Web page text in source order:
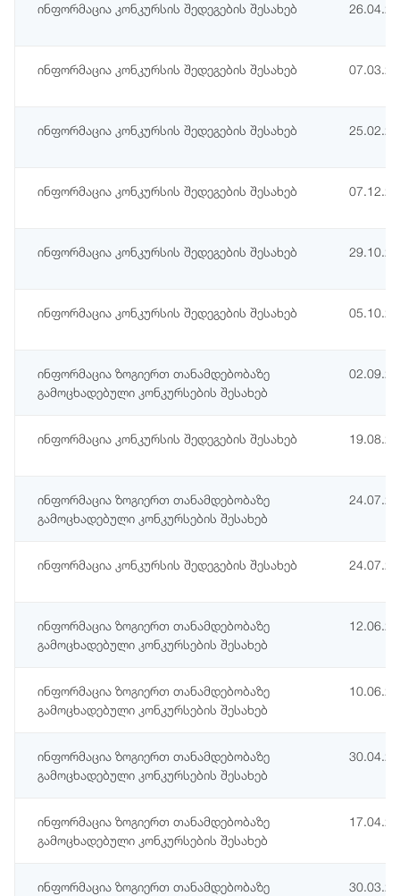
ინფორმაცია კონკურსის შედეგების შესახებ
ინფორმაცია კონკურსის შედეგების შესახებ
ინფორმაცია კონკურსის შედეგების შესახებ
ინფორმაცია კონკურსის შედეგების შესახებ
ინფორმაცია კონკურსის შედეგების შესახებ
ინფორმაცია კონკურსის შედეგების შესახებ
ინფორმაცია ზოგიერთ თანამდებობაზე
გამოცხადებული კონკურსების შესახებ
ინფორმაცია კონკურსის შედეგების შესახებ
ინფორმაცია ზოგიერთ თანამდებობაზე
გამოცხადებული კონკურსების შესახებ
ინფორმაცია კონკურსის შედეგების შესახებ
ინფორმაცია ზოგიერთ თანამდებობაზე
გამოცხადებული კონკურსების შესახებ
ინფორმაცია ზოგიერთ თანამდებობაზე
გამოცხადებული კონკურსების შესახებ
ინფორმაცია ზოგიერთ თანამდებობაზე
გამოცხადებული კონკურსების შესახებ
ინფორმაცია ზოგიერთ თანამდებობაზე
გამოცხადებული კონკურსების შესახებ
ინფორმაცია ზოგიერთ თანამდებობაზე